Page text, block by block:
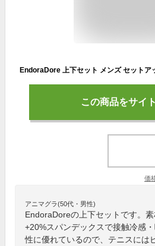
この商品をサイ
価
アニマグラ(50代・男性)
EndoraDoreの上下セットです。
+20%スパンデックスで接触冷感
性に優れているので、テニスには